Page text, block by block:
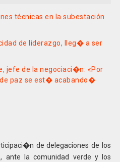
técnicas en la subestación
de liderazgo, lleg� a ser
jefe de la negociaci�n: «Por
de paz se est� acabando�
de delegaciones de los
ante la comunidad verde y los